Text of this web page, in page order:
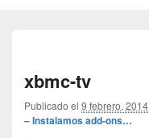
xbmc-tv
Publicado el 9 febrero, 2014
– Instalamos add-ons…